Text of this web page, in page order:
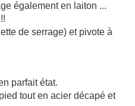
également en laiton ...
de serrage) et pivote à
parfait état.
tout en acier décapé et